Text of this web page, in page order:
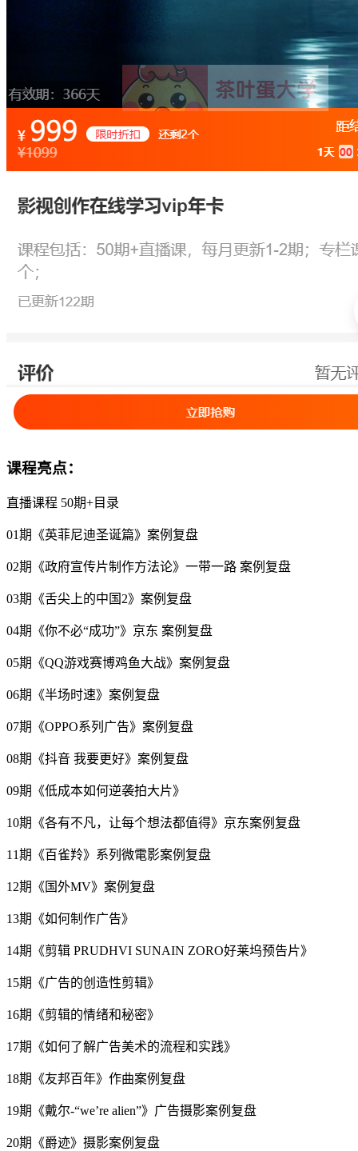
课程亮点：
直播课程 50期+目录
01期《英菲尼迪圣诞篇》案例复盘
02期《政府宣传片制作方法论》一带一路 案例复盘
03期《舌尖上的中国2》案例复盘
04期《你不必“成功”》京东 案例复盘
05期《QQ游戏赛博鸡鱼大战》案例复盘
06期《半场时速》案例复盘
07期《OPPO系列广告》案例复盘
08期《抖音 我要更好》案例复盘
09期《低成本如何逆袭拍大片》
10期《各有不凡，让每个想法都值得》京东案例复盘
11期《百雀羚》系列微電影案例复盘
12期《国外MV》案例复盘
13期《如何制作广告》
14期《剪辑 PRUDHVI SUNAIN ZORO好莱坞预告片》
15期《广告的创造性剪辑》
16期《剪辑的情绪和秘密》
17期《如何了解广告美术的流程和实践》
18期《友邦百年》作曲案例复盘
19期《戴尔-“we’re alien”》广告摄影案例复盘
20期《爵迹》摄影案例复盘